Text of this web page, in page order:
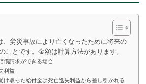
労災事故により亡くなったために将来の
ことです。金額は計算方法があります。
償請求ができる場合
利益
取った給付金は死亡逸失利益から差し引かれる